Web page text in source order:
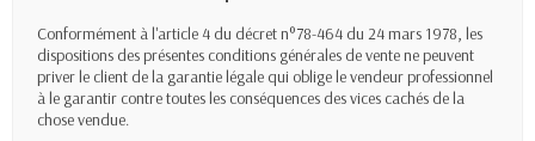
Conformément à l'article 4 du décret n°78-464 du 24 mars 1978, les
dispositions des présentes conditions générales de vente ne peuvent
priver le client de la garantie légale qui oblige le vendeur professionnel
à le garantir contre toutes les conséquences des vices cachés de la
chose vendue.